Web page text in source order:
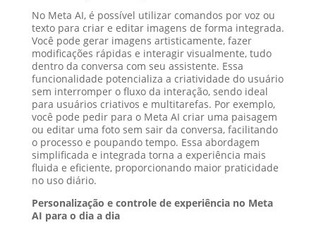
No Meta AI, é possível utilizar comandos por voz ou
texto para criar e editar imagens de forma integrada.
Você pode gerar imagens artisticamente, fazer
modificações rápidas e interagir visualmente, tudo
dentro da conversa com seu assistente. Essa
funcionalidade potencializa a criatividade do usuário
sem interromper o fluxo da interação, sendo ideal
para usuários criativos e multitarefas. Por exemplo,
você pode pedir para o Meta AI criar uma paisagem
ou editar uma foto sem sair da conversa, facilitando
o processo e poupando tempo. Essa abordagem
simplificada e integrada torna a experiência mais
fluida e eficiente, proporcionando maior praticidade
no uso diário.
Personalização e controle de experiência no Meta
AI para o dia a dia